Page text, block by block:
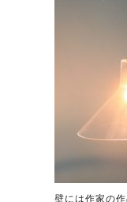
壁には作家の